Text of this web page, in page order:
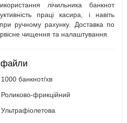
лічильника банкнот
праці касира, і навіть
ручному рахунку. Доставка по
чищення та налаштування.
файли
1000 банкнот/хв
Роликово-фрикційний
Ультрафіолетова